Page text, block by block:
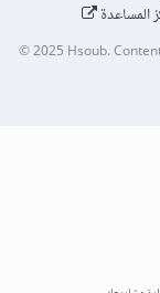
المساعدة
© 2025Hsoub.